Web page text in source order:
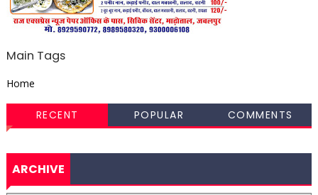
Main Tags
Home
RECENT POPULAR COMMENTS
ARCHIVE